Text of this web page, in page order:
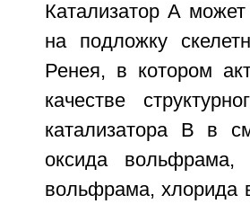
Катализатор А
на подложку
Ренея, в котором
качестве
катализатора В в
оксида вольфрама,
вольфрама, хлорида